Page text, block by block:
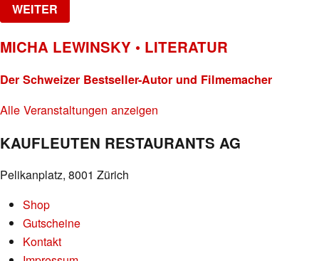
WEITER
MICHA LEWINSKY • LITERATUR
Der Schweizer Bestseller-Autor und Filmemacher
Alle Veranstaltungen anzeigen
KAUFLEUTEN RESTAURANTS AG
Pelikanplatz, 8001 Zürich
Shop
Gutscheine
Kontakt